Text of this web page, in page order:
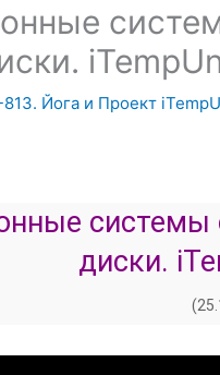
Йога и Проект
системы
диски.